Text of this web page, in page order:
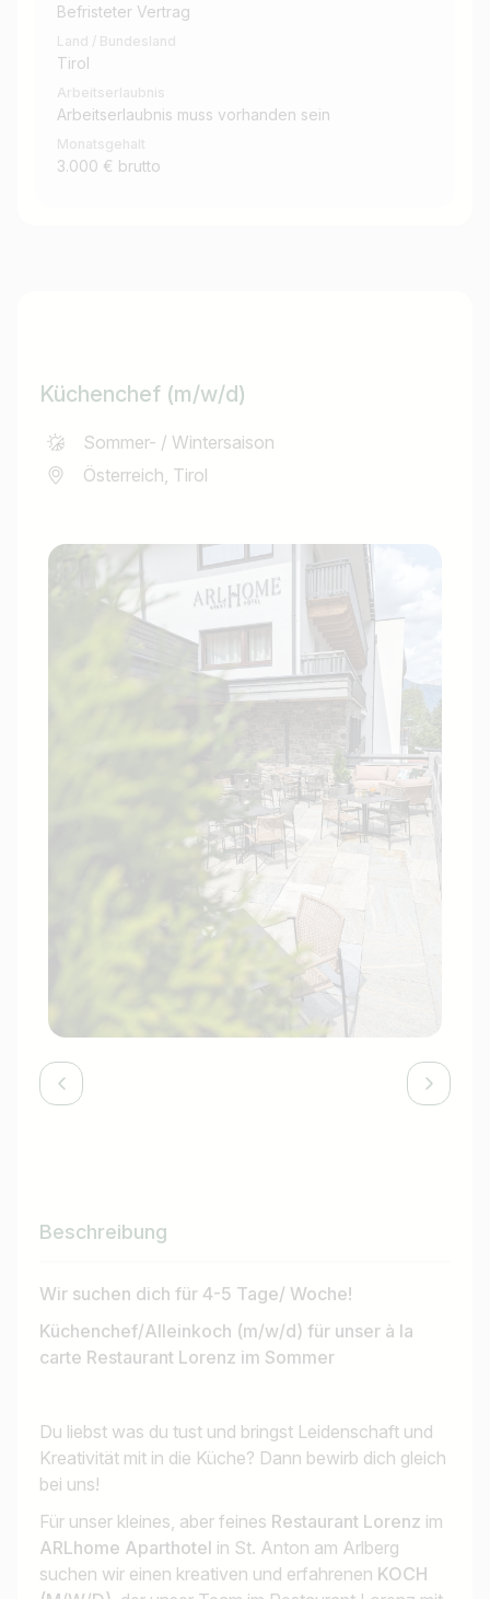
Befristeter Vertrag
Land / Bundesland
Tirol
Arbeitserlaubnis
Arbeitserlaubnis muss vorhanden sein
Monatsgehalt
3.000 € brutto
Küchenchef (m/w/d)
Sommer- / Wintersaison
Österreich, Tirol
Beschreibung
Wir suchen dich für 4-5 Tage/ Woche!
Küchenchef/Alleinkoch (m/w/d) für unser à la
carte Restaurant Lorenz im Sommer
Du liebst was du tust und bringst Leidenschaft und
Kreativität mit in die Küche? Dann bewirb dich gleich
bei uns!
Für unser kleines, aber feines Restaurant Lorenz im
ARLhome Aparthotel in St. Anton am Arlberg
suchen wir einen kreativen und erfahrenen KOCH